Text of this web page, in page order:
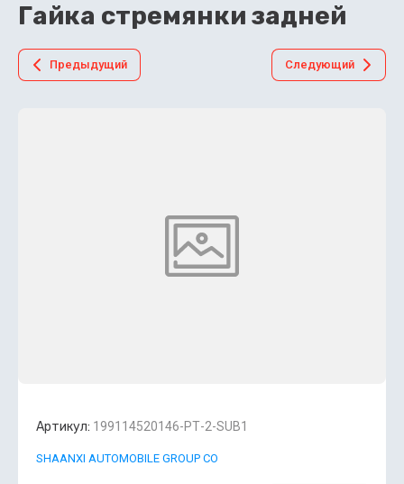
Гайка стремянки задней
Предыдущий Следующий
Артикул: 199114520146-РТ-2-SUB1
SHAANXI AUTOMOBILE GROUP CO